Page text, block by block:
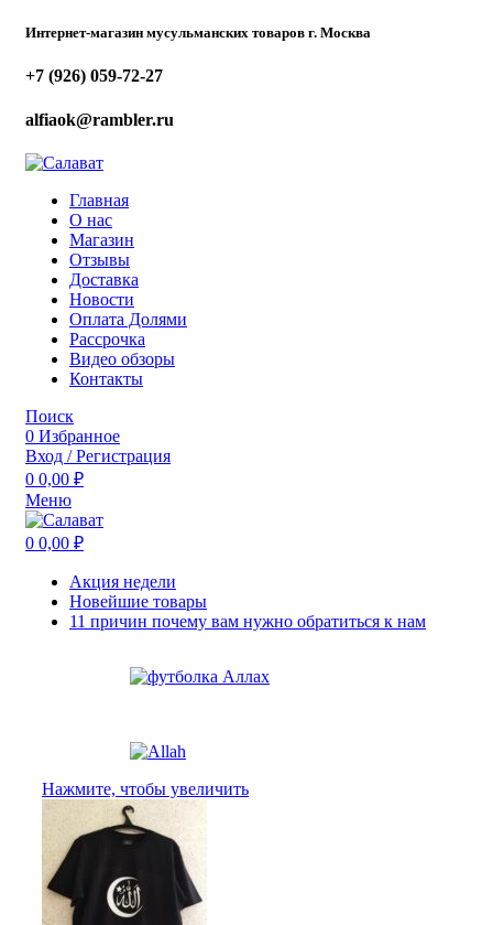
Интернет-магазин мусульманских товаров г. Москва
+7 (926) 059-72-27
alfiaok@rambler.ru
Главная
О нас
Магазин
Отзывы
Доставка
Новости
Оплата Долями
Рассрочка
Видео обзоры
Контакты
Поиск
0 Избранное
Вход / Регистрация
0 0,00 ₽
Меню
0 0,00 ₽
Акция недели
Новейшие товары
11 причин почему вам нужно обратиться к нам
Нажмите, чтобы увеличить